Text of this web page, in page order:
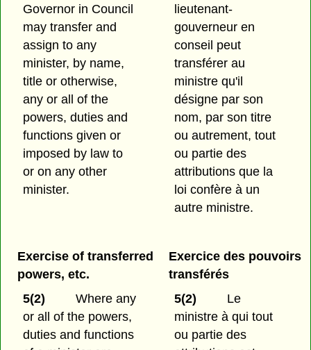
Governor in Council
may transfer and
assign to any
minister, by name,
title or otherwise,
any or all of the
powers, duties and
functions given or
imposed by law to
or on any other
minister.
lieutenant-
gouverneur en
conseil peut
transférer au
ministre qu'il
désigne par son
nom, par son titre
ou autrement, tout
ou partie des
attributions que la
loi confère à un
autre ministre.
Exercise of transferred
powers, etc.
5(2)
Where any
or all of the powers,
duties and functions
Exercice des pouvoirs
transférés
5(2)
Le
ministre à qui tout
ou partie des